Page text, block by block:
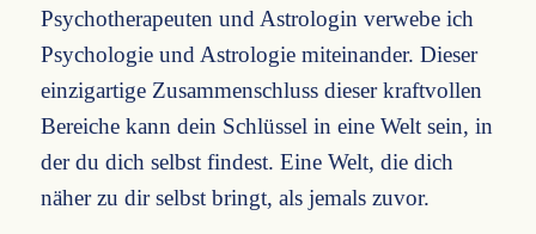
Psychotherapeuten und Astrologin verwebe ich
Psychologie und Astrologie miteinander. Dieser
einzigartige Zusammenschluss dieser kraftvollen
Bereiche kann dein Schlüssel in eine Welt sein, in
der du dich selbst findest. Eine Welt, die dich
näher zu dir selbst bringt, als jemals zuvor.